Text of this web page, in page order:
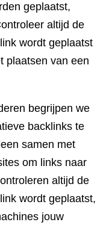
geplaatst,
altijd de
wordt geplaatst
plaatsen van een
begrijpen we
backlinks te
samen met
om links naar
altijd de
wordt geplaatst,
jouw